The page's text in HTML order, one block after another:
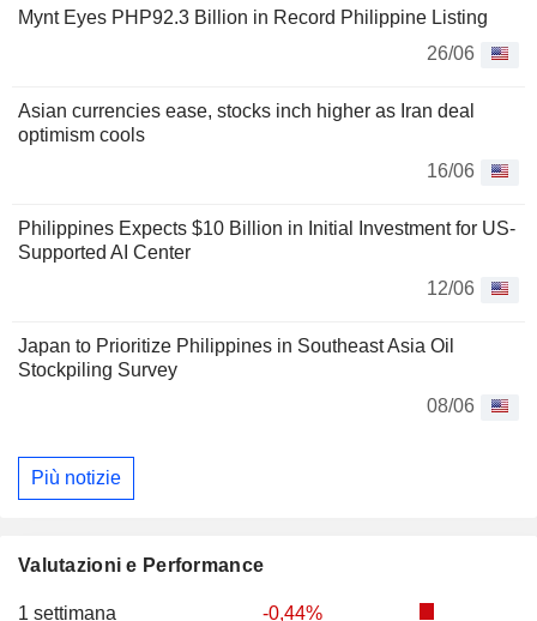
Mynt Eyes PHP92.3 Billion in Record Philippine Listing
26/06
Asian currencies ease, stocks inch higher as Iran deal
optimism cools
16/06
Philippines Expects $10 Billion in Initial Investment for US-
Supported AI Center
12/06
Japan to Prioritize Philippines in Southeast Asia Oil
Stockpiling Survey
08/06
Più notizie
Valutazioni e Performance
1 settimana
-0,44%